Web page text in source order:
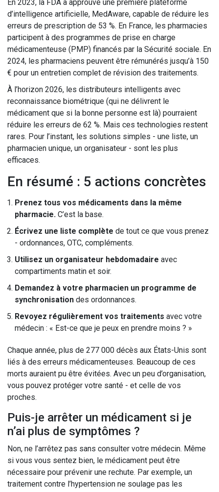
En 2023, la FDA a approuvé une première plateforme
d’intelligence artificielle, MedAware, capable de réduire les
erreurs de prescription de 53 %. En France, les pharmacies
participent à des programmes de prise en charge
médicamenteuse (PMP) financés par la Sécurité sociale. En
2024, les pharmaciens peuvent être rémunérés jusqu’à 150
€ pour un entretien complet de révision des traitements.
À l’horizon 2026, les distributeurs intelligents avec
reconnaissance biométrique (qui ne délivrent le
médicament que si la bonne personne est là) pourraient
réduire les erreurs de 62 %. Mais ces technologies restent
rares. Pour l’instant, les solutions simples - une liste, un
pharmacien unique, un organisateur - sont les plus
efficaces.
En résumé : 5 actions concrètes
Prenez tous vos médicaments dans la même
pharmacie. C’est la base.
Écrivez une liste complète de tout ce que vous prenez
- ordonnances, OTC, compléments.
Utilisez un organisateur hebdomadaire avec
compartiments matin et soir.
Demandez à votre pharmacien un programme de
synchronisation des ordonnances.
Revoyez régulièrement vos traitements avec votre
médecin : « Est-ce que je peux en prendre moins ? »
Chaque année, plus de 277 000 décès aux États-Unis sont
liés à des erreurs médicamenteuses. Beaucoup de ces
morts auraient pu être évitées. Avec un peu d’organisation,
vous pouvez protéger votre santé - et celle de vos
proches.
Puis-je arrêter un médicament si je
n’ai plus de symptômes ?
Non, ne l’arrêtez pas sans consulter votre médecin. Même
si vous vous sentez bien, le médicament peut être
nécessaire pour prévenir une rechute. Par exemple, un
traitement contre l’hypertension ne soulage pas les